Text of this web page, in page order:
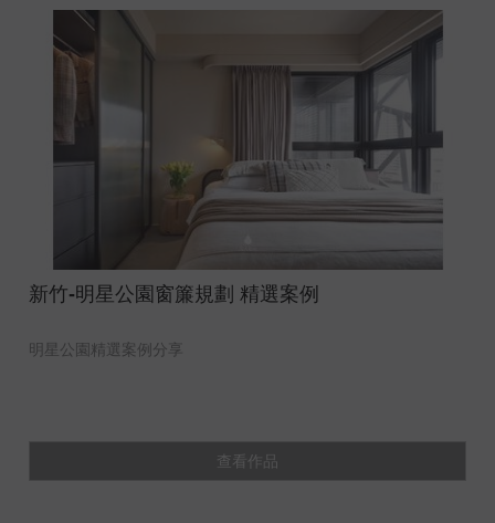
新竹-明星公園窗簾規劃 精選案例
明星公園精選案例分享
查看作品